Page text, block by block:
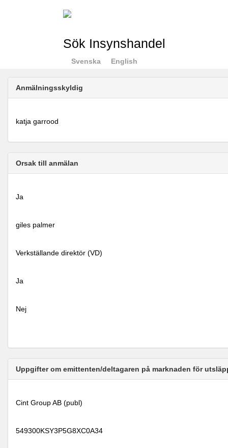
Sök Insynshandel
Svenska English
Anmälningsskyldig
katja garrood
Orsak till anmälan
Ja
giles palmer
Verkställande direktör (VD)
Ja
Nej
Uppgifter om emittenten/deltagaren på marknaden för
Cint Group AB (publ)
549300KSY3P5G8XC0A34